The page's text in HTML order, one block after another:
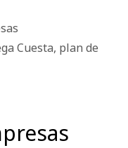
Cuesta, plan de